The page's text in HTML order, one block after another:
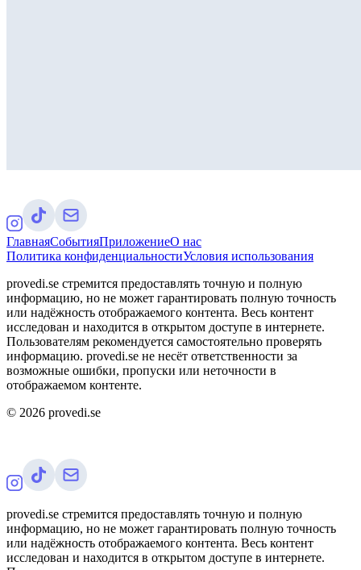
ГлавнаяСобытияПриложениеО нас
Политика конфиденциальностиУсловия использования
provedi.se стремится предоставлять точную и полную
информацию, но не может гарантировать полную точность
или надёжность отображаемого контента. Весь контент
исследован и находится в открытом доступе в интернете.
Пользователям рекомендуется самостоятельно проверять
информацию. provedi.se не несёт ответственности за
возможные ошибки, пропуски или неточности в
отображаемом контенте.
© 2026 provedi.se
provedi.se стремится предоставлять точную и полную
информацию, но не может гарантировать полную точность
или надёжность отображаемого контента. Весь контент
исследован и находится в открытом доступе в интернете.